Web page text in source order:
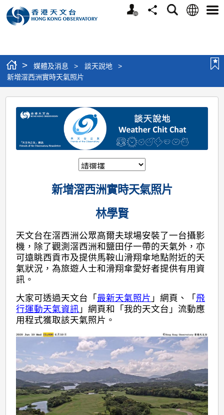
個
分
搜
語
選
> 媒體及消息 > 談天說地
>
新增滘西洲實時天氣照片
新
西
氣
照
片
新增滘西洲實時天氣照片
林學賢
天文台在滘西洲公眾高爾夫球場安裝了一台攝影
機，除了觀測滘西洲和鹽田仔一帶的天氣外，亦
可遠眺西貢市及提供馬鞍山滑翔傘地點附近的天
氣狀況，為旅遊人士和滑翔傘愛好者提供有用資
訊。
大家可透過天文台「最新天氣照片 」網頁、「飛
行運動天氣資訊 」網頁和「我的天文台」流動應
用程式獲取該天氣照片。